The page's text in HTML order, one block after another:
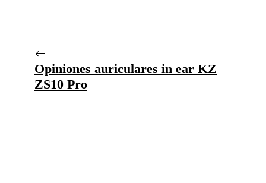
Opiniones auriculares in ear KZ
ZS10 Pro